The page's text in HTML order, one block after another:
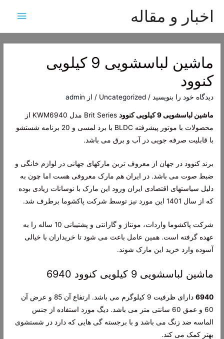
اخبار و مقاله
اصلی
ماشین لباسشویی 9 کیلویی
کنوود
دیدگاه‌ خود را بنویسید /
Uncategorized / از admin
ماشین لباسشویی 9 کیلویی کنوود
Brit Series مدل KWM6940 از
محصولات با موتور پیشرفته BLDC با برد لمسی و 20 برنامه شستشو
با قابلیت صرفه جویی در آب و برق می باشد.
برند کنوود در جهان از معروف تربن مارکهای جهانی در لوازم خانگی و
ضبط صوت می باشد. در ایران هم مارک معروفی هست اما چون به
دلیل سیاستهای اقتصادی ایران ورود این مارک با نوسانات زیادی بوده
که از سال 1401 این مورد نیز توسط شرکت پاکشوما برطرف شد.
شرکت پاکشوما واردات، مونتاژ و گارانتی و پشتیبانی 10 ساله را به
عهده گرفته است. همین عامل باعث می شود تا خریداران با خیالی
آسوده وارد خرید این مارک شوند.
ماشین لباسشویی 9 کیلویی کنوود 6940
6940
دارای ظرفیت 9 کیلوگرم می باشد. ارتفاع آن 85 و عرض آن
60 و عمق 60 سانتی متر می باشد. دیگ مورد استفاده از جنس
الماسه ضد زنگ می باشد و با برجسته گی هایی که دارد در شستشوی
بهتر کمک می کند.